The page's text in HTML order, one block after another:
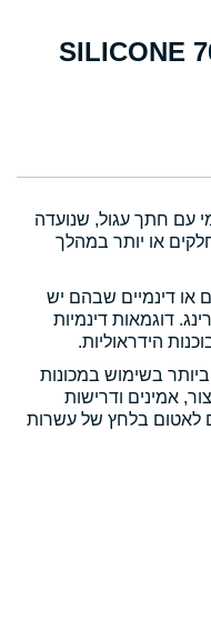
198.00×5.00
עם חתך עגול, שנועדה
או יותר במהלך
או דינמיים שבהם יש
דוגמאות דינמיות
הידראוליות.
בשימוש במכונות
אמינים ודרישות
לאטום בלחץ של עשרות